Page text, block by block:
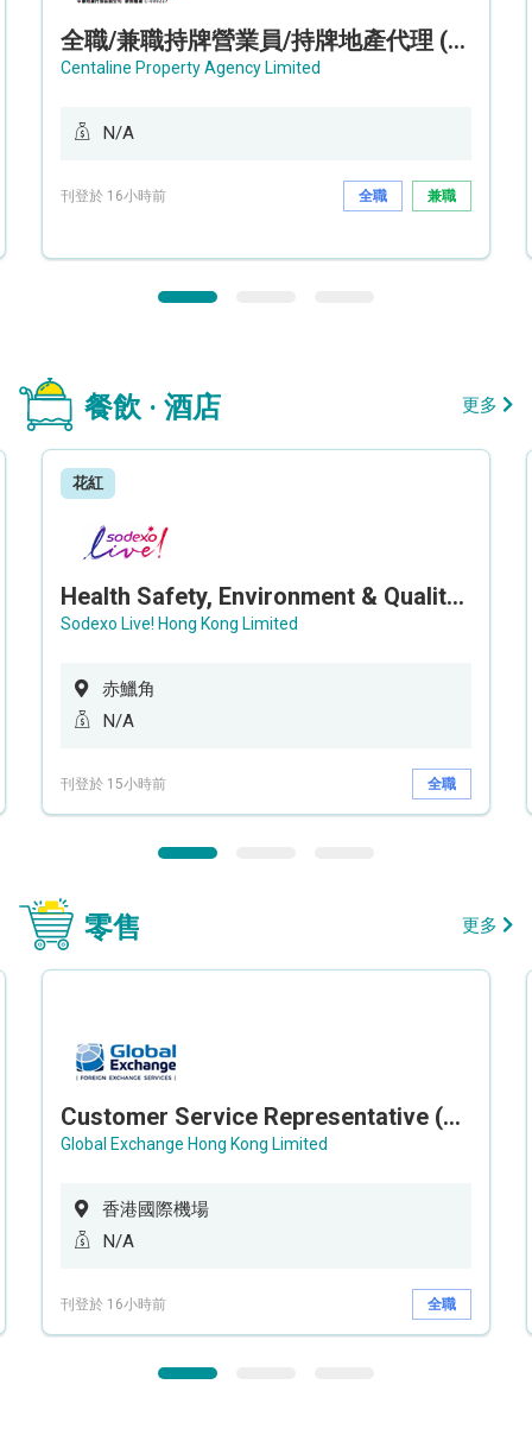
全職/兼職持牌營業員/持牌地產代理 (長沙灣/將軍澳/油塘)
Centaline Property Agency Limited
N/A
刊登於 16小時前 全職 兼職
餐飲 · 酒店 更多
花紅
Health Safety, Environment & Quality Assurance Officer (Maternity cover – 5 months contract)
Sodexo Live! Hong Kong Limited
赤鱲角
N/A
刊登於 15小時前 全職
零售 更多
Customer Service Representative (Airport)
Global Exchange Hong Kong Limited
香港國際機場
N/A
刊登於 16小時前 全職